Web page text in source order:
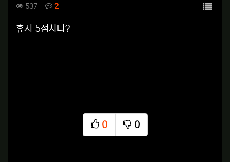
컨텐츠 정보
537조회 2댓글 목록
본문
휴지 5점차냐?
0
추천
0
비추천